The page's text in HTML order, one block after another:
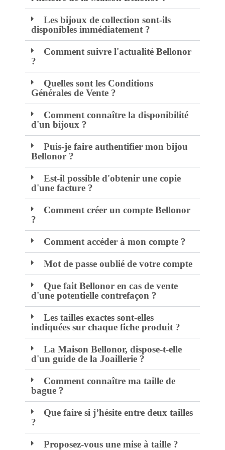
Les bijoux de collection sont-ils
disponibles immédiatement ?
Comment suivre l'actualité Bellonor
?
Quelles sont les Conditions
Générales de Vente ?
Comment connaître la disponibilité
d'un bijoux ?
Puis-je faire authentifier mon bijou
Bellonor ?
Est-il possible d'obtenir une copie
d'une facture ?
Comment créer un compte Bellonor
?
Comment accéder à mon compte ?
Mot de passe oublié de votre compte
Que fait Bellonor en cas de vente
d'une potentielle contrefaçon ?
Les tailles exactes sont-elles
indiquées sur chaque fiche produit ?
La Maison Bellonor, dispose-t-elle
d'un guide de la Joaillerie ?
Comment connaître ma taille de
bague ?
Que faire si j’hésite entre deux tailles
?
Proposez-vous une mise à taille ?